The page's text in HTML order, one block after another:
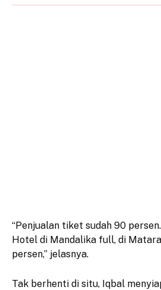
“Penjualan tiket sudah 90
Hotel di Mandalika full, di
persen,” jelasnya.
Tak berhenti di situ, Iqbal